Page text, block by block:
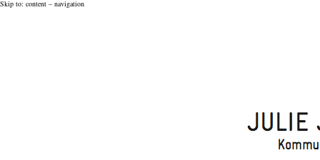
Skip to: content – navigation